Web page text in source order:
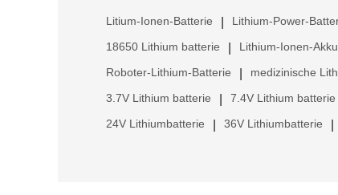
Litium-Ionen-Batterie Lithium-Power-
18650 Lithium batterie Lithium-Ionen-Akku
Roboter-Lithium-Batterie medizinische
3.7V Lithium batterie 7.4V Lithium batterie
24V Lithiumbatterie 36V Lithiumbatterie